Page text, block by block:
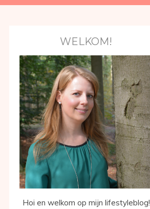
WELKOM!
Hoi en welkom op mijn lifestyleblog!